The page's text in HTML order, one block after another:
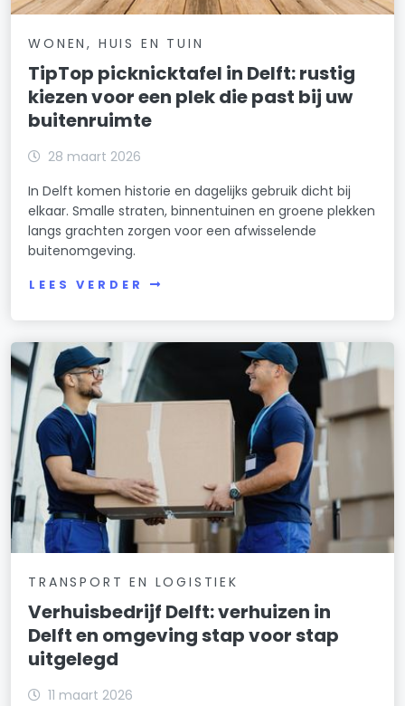
WONEN, HUIS EN TUIN
TipTop picknicktafel in Delft: rustig
kiezen voor een plek die past bij uw
buitenruimte
28 maart 2026
In Delft komen historie en dagelijks gebruik dicht bij
elkaar. Smalle straten, binnentuinen en groene plekken
langs grachten zorgen voor een afwisselende
buitenomgeving.
LEES VERDER
TRANSPORT EN LOGISTIEK
Verhuisbedrijf Delft: verhuizen in
Delft en omgeving stap voor stap
uitgelegd
11 maart 2026